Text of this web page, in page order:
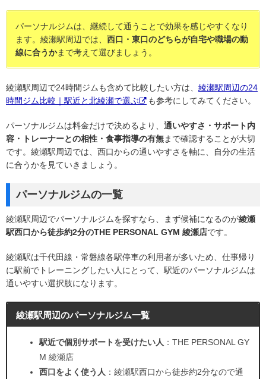
パーソナルジムは、継続して通うことで効果を感じやすくなり
ます。綾瀬駅周辺では、 西口・東口のどちらが自宅や職場の動
線に合うかまで考えて選びましょう。
綾瀬駅周辺で24時間ジムも含めて比較したい方は、 綾瀬駅周辺の24
時間ジム比較｜駅近と北綾瀬で選ぶ
も参考にしてみてください。
パーソナルジムは料金だけで決めるより、 通いやすさ・サポート内
容・トレーナーとの相性・食事指導の有無まで確認することが大切
です。綾瀬駅周辺では、西口からの通いやすさを軸に、自分の生活
に合うかを見ていきましょう。
パーソナルジムの一覧
綾瀬駅周辺でパーソナルジムを探すなら、まず候補になるのが綾瀬
駅西口から徒歩約2分のTHE PERSONAL GYM 綾瀬店です。
綾瀬駅は千代田線・常磐線各駅停車の利用者が多いため、仕事帰り
に駅前でトレーニングしたい人にとって、駅近のパーソナルジムは
通いやすい選択肢になります。
綾瀬駅周辺のパーソナルジム一覧
駅近で個別サポートを受けたい人 ：THE PERSONAL GY
M 綾瀬店
西口をよく使う人 ：綾瀬駅西口から徒歩約2分なので通